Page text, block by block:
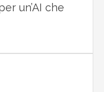
un’AI che